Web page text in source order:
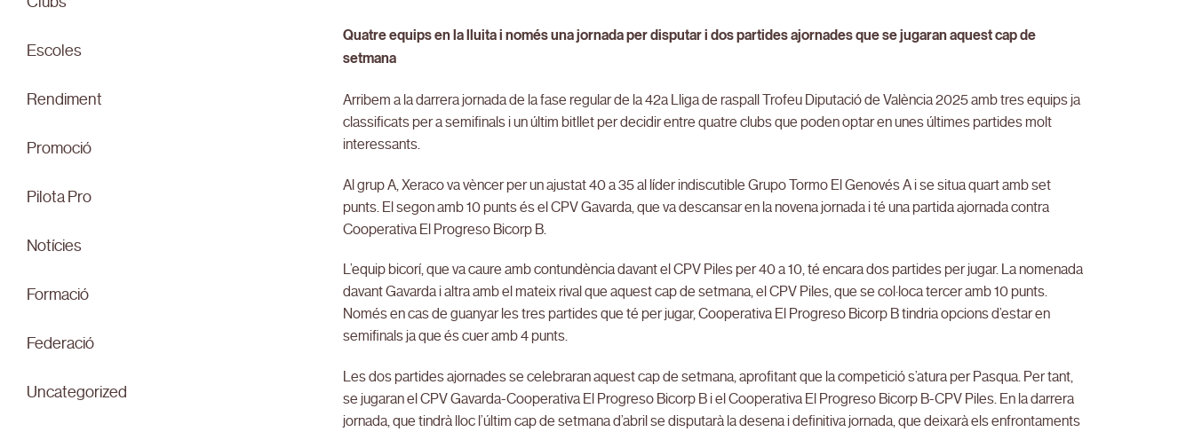
Escoles
Rendiment
Promoció
Pilota Pro
Notícies
Formació
Federació
Uncategorized
Quatre equips en la lluita i només una jornada per disputar i dos partides ajornades que se jugaran aquest cap de
setmana
Arribem a la darrera jornada de la fase regular de la 42a Lliga de raspall Trofeu Diputació de València 2025 amb tres equips ja
classificats per a semifinals i un últim bitllet per decidir entre quatre clubs que poden optar en unes últimes partides molt
interessants.
Al grup A, Xeraco va vèncer per un ajustat 40 a 35 al líder indiscutible Grupo Tormo El Genovés A i se situa quart amb set
punts. El segon amb 10 punts és el CPV Gavarda, que va descansar en la novena jornada i té una partida ajornada contra
Cooperativa El Progreso Bicorp B.
L’equip bicorí, que va caure amb contundència davant el CPV Piles per 40 a 10, té encara dos partides per jugar. La nomenada
davant Gavarda i altra amb el mateix rival que aquest cap de setmana, el CPV Piles, que se col·loca tercer amb 10 punts.
Només en cas de guanyar les tres partides que té per jugar, Cooperativa El Progreso Bicorp B tindria opcions d’estar en
semifinals ja que és cuer amb 4 punts.
Les dos partides ajornades se celebraran aquest cap de setmana, aprofitant que la competició s’atura per Pasqua. Per tant,
se jugaran el CPV Gavarda-Cooperativa El Progreso Bicorp B i el Cooperativa El Progreso Bicorp B-CPV Piles. En la darrera
jornada, que tindrà lloc l’últim cap de setmana d’abril se disputarà la desena i definitiva jornada, que deixarà els enfrontaments